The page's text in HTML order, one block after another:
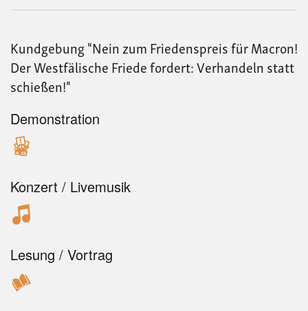
Kundgebung "Nein zum Friedenspreis für Macron!
Der Westfälische Friede fordert: Verhandeln statt
schießen!"
Demonstration
Konzert / Livemusik
Lesung / Vortrag